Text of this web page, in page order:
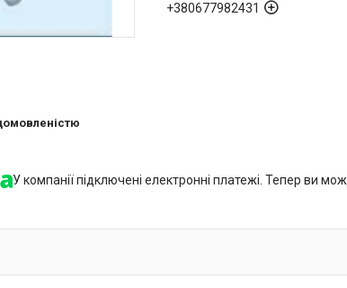
+380677982431
У компанії підключені електронні платежі. Тепер ви